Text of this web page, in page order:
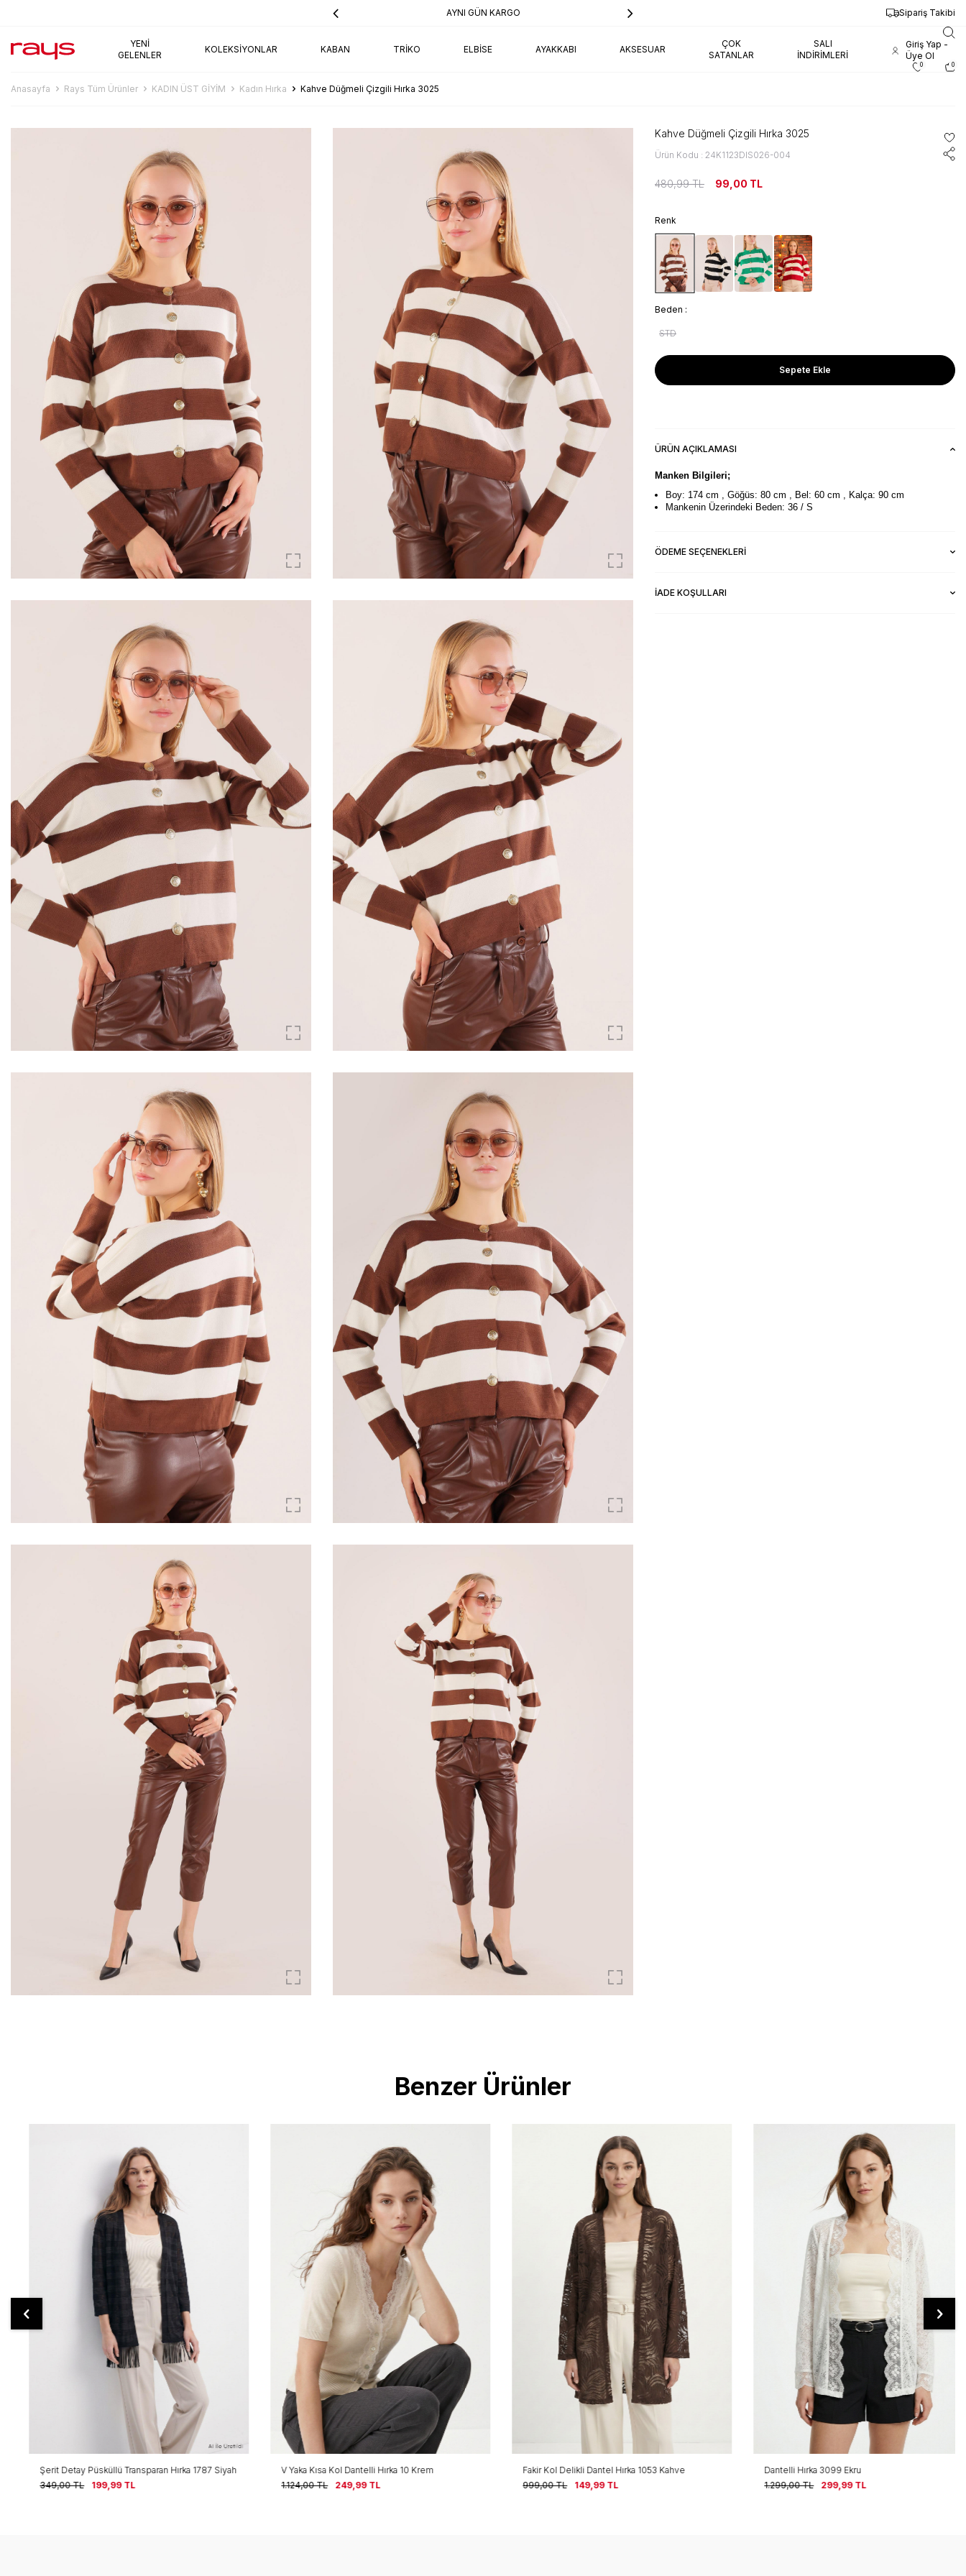
AYNI GÜN KARGO Sipariş Takibi
YENI
GELENLER
KOLEKSIYONLAR KABAN TRIKO ELBISE AYAKKABI AKSESUAR
ÇOK
SATANLAR
SALI
İNDIRIMLERI
Giriş Yap -
Üye Ol
0 0
Anasayfa Rays Tüm Ürünler KADIN ÜST GİYİM Kadın Hırka Kahve Düğmeli Çizgili Hırka 3025
Kahve Düğmeli Çizgili Hırka 3025
Ürün Kodu : 24K1123DIS026-004
480,99TL 99,00 TL
Renk
Beden :
STD
Sepete Ekle
ÜRÜN AÇIKLAMASI
Manken Bilgileri;
Boy: 174 cm , Göğüs: 80 cm , Bel: 60 cm , Kalça: 90 cm
Mankenin Üzerindeki Beden: 36 / S
ÖDEME SEÇENEKLERI
İADE KOŞULLARI
Benzer Ürünler
Şerit Detay Püsküllü Transparan Hırka 1787 Siyah
349,00TL 199,99TL
V Yaka Kısa Kol Dantelli Hırka 10 Krem
1.124,00TL 249,99TL
Fakir Kol Delikli Dantel Hırka 1053 Kahve
999,00TL 149,99TL
Dantelli Hırka 3099 Ekru
1.299,00TL 299,99TL